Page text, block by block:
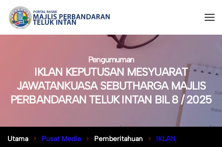
Pengumuman
IKLAN KEPUTUSAN MESYUARAT
JAWATANKUASA SEBUTHARGA MAJLIS
PERBANDARAN TELUK INTAN BIL 8 / 2025
Utama Pusat Media Pemberitahuan
IKLAN